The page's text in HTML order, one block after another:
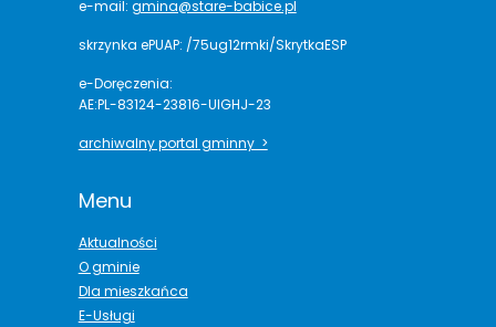
e-mail: gmina@stare-babice.pl
skrzynka ePUAP: /75ug12rmki/SkrytkaESP
e-Doręczenia:
AE:PL-83124-23816-UIGHJ-23
archiwalny portal gminny >
Menu
Aktualności
O gminie
Dla mieszkańca
E-Usługi